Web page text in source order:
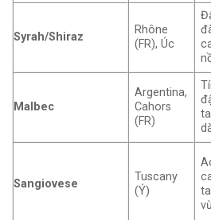
Syrah/Shiraz
Rhône
(FR), Úc
Malbec
Argentina,
Cahors
(FR)
Sangiovese
Tuscany
(Ý)